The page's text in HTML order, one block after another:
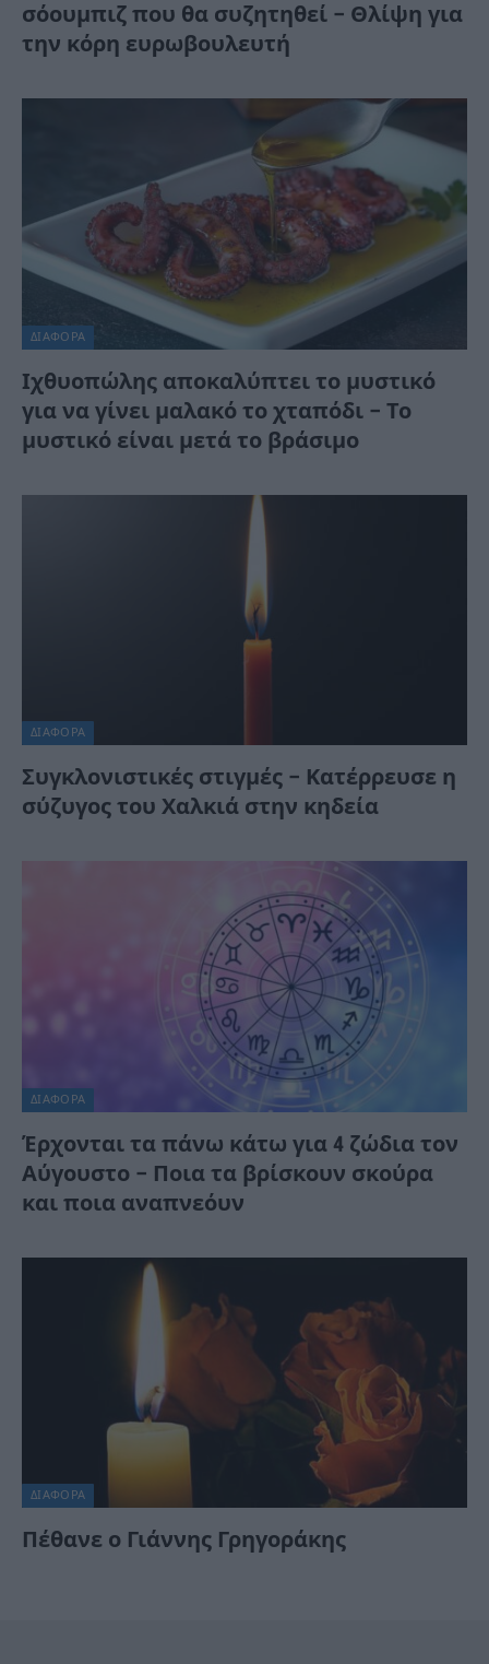
σόουμπιζ που θα συζητηθεί – Θλίψη για
την κόρη ευρωβουλευτή
ΔΙΆΦΟΡΑ
Ιχθυοπώλης αποκαλύπτει το μυστικό
για να γίνει μαλακό το χταπόδι – Το
μυστικό είναι μετά το βράσιμο
ΔΙΆΦΟΡΑ
Συγκλονιστικές στιγμές – Κατέρρευσε η
σύζυγος του Χαλκιά στην κηδεία
ΔΙΆΦΟΡΑ
Έρχονται τα πάνω κάτω για 4 ζώδια τον
Αύγουστο – Ποια τα βρίσκουν σκούρα
και ποια αναπνεόυν
ΔΙΆΦΟΡΑ
Πέθανε ο Γιάννης Γρηγοράκης